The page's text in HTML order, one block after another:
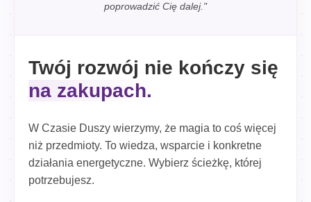
poprowadzić Cię dalej."
Twój rozwój nie kończy się
na zakupach.
W Czasie Duszy wierzymy, że magia to coś więcej
niż przedmioty. To wiedza, wsparcie i konkretne
działania energetyczne. Wybierz ścieżkę, której
potrzebujesz.